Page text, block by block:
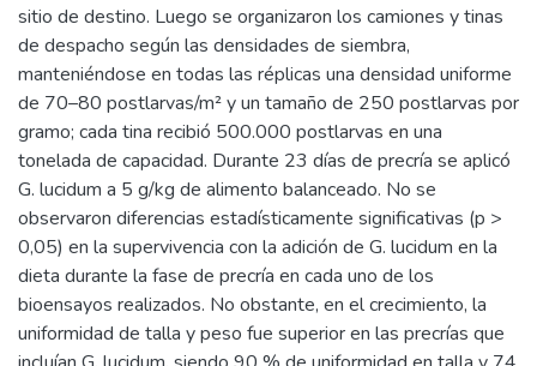
sitio de destino. Luego se organizaron los camiones y tinas
de despacho según las densidades de siembra,
manteniéndose en todas las réplicas una densidad uniforme
de 70–80 postlarvas/m² y un tamaño de 250 postlarvas por
gramo; cada tina recibió 500.000 postlarvas en una
tonelada de capacidad. Durante 23 días de precría se aplicó
G. lucidum a 5 g/kg de alimento balanceado. No se
observaron diferencias estadísticamente significativas (p >
0,05) en la supervivencia con la adición de G. lucidum en la
dieta durante la fase de precría en cada uno de los
bioensayos realizados. No obstante, en el crecimiento, la
uniformidad de talla y peso fue superior en las precrías que